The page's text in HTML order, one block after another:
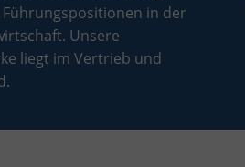
in der
Unsere
liegt im Vertrieb und